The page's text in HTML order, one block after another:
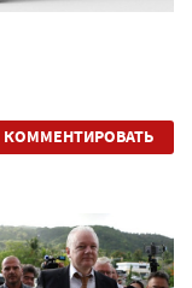
КОММЕНТИРОВАТЬ